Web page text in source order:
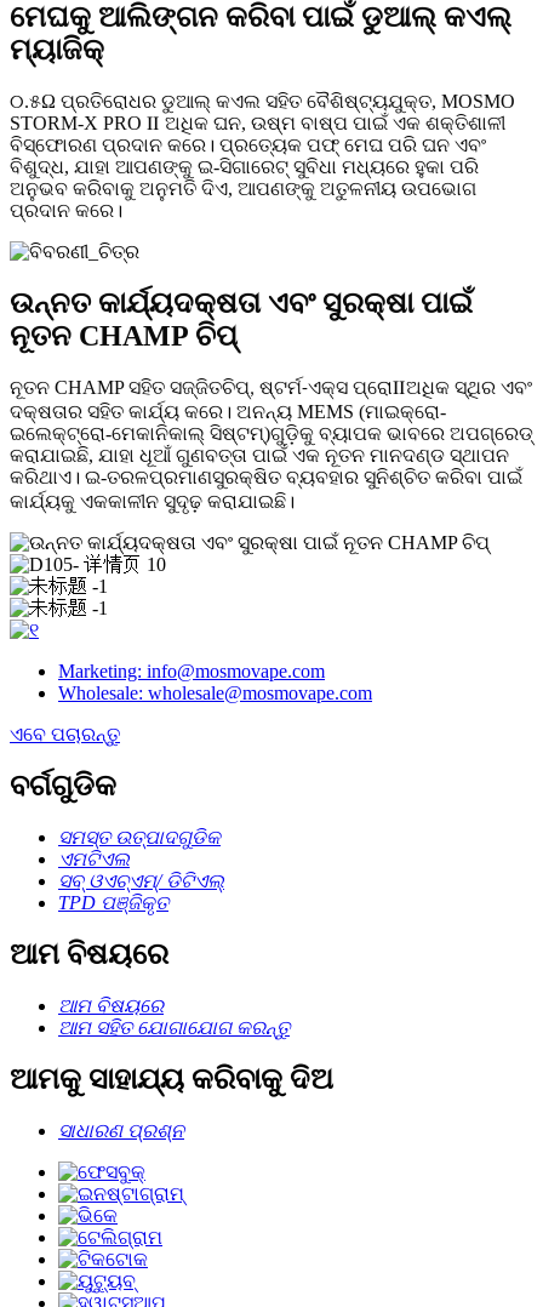
ମେଘକୁ ଆଲିଙ୍ଗନ କରିବା ପାଇଁ ଡୁଆଲ୍ କଏଲ୍
ମ୍ୟାଜିକ୍
୦.୫Ω ପ୍ରତିରୋଧର ଡୁଆଲ୍ କଏଲ ସହିତ ବୈଶିଷ୍ଟ୍ୟଯୁକ୍ତ, MOSMO
STORM-X PRO Ⅱ ଅଧିକ ଘନ, ଉଷ୍ମ ବାଷ୍ପ ପାଇଁ ଏକ ଶକ୍ତିଶାଳୀ
ବିସ୍ଫୋରଣ ପ୍ରଦାନ କରେ। ପ୍ରତ୍ୟେକ ପଫ୍ ମେଘ ପରି ଘନ ଏବଂ
ବିଶୁଦ୍ଧ, ଯାହା ଆପଣଙ୍କୁ ଇ-ସିଗାରେଟ୍ ସୁବିଧା ମଧ୍ୟରେ ହୁକା ପରି
ଅନୁଭବ କରିବାକୁ ଅନୁମତି ଦିଏ, ଆପଣଙ୍କୁ ଅତୁଳନୀୟ ଉପଭୋଗ
ପ୍ରଦାନ କରେ।
ଉନ୍ନତ କାର୍ଯ୍ୟଦକ୍ଷତା ଏବଂ ସୁରକ୍ଷା ପାଇଁ
ନୂତନ CHAMP ଚିପ୍
ନୂତନ CHAMP ସହିତ ସଜ୍ଜିତଚିପ୍, ଷ୍ଟର୍ମ-ଏକ୍ସ ପ୍ରୋⅡଅଧିକ ସ୍ଥିର ଏବଂ
ଦକ୍ଷତାର ସହିତ କାର୍ଯ୍ୟ କରେ। ଅନନ୍ୟ MEMS (ମାଇକ୍ରୋ-
ଇଲେକ୍ଟ୍ରୋ-ମେକାନିକାଲ୍ ସିଷ୍ଟମ୍)ଗୁଡ଼ିକୁ ବ୍ୟାପକ ଭାବରେ ଅପଗ୍ରେଡ୍
କରାଯାଇଛି, ଯାହା ଧୂଆଁ ଗୁଣବତ୍ତା ପାଇଁ ଏକ ନୂତନ ମାନଦଣ୍ଡ ସ୍ଥାପନ
କରିଥାଏ। ଇ-ତରଳପ୍ରମାଣସୁରକ୍ଷିତ ବ୍ୟବହାର ସୁନିଶ୍ଚିତ କରିବା ପାଇଁ
କାର୍ଯ୍ୟକୁ ଏକକାଳୀନ ସୁଦୃଢ଼ ​​କରାଯାଇଛି।
Marketing: info@mosmovape.com
Wholesale: wholesale@mosmovape.com
ଏବେ ପଚାରନ୍ତୁ
ବର୍ଗଗୁଡିକ
ସମସ୍ତ ଉତ୍ପାଦଗୁଡିକ
ଏମଟିଏଲ
ସବ୍ ଓଏଚ୍ଏମ୍/ ଡିଟିଏଲ୍
TPD ପଞ୍ଜିକୃତ
ଆମ ବିଷୟରେ
ଆମ ବିଷୟରେ
ଆମ ସହିତ ଯୋଗାଯୋଗ କରନ୍ତୁ
ଆମକୁ ସାହାଯ୍ୟ କରିବାକୁ ଦିଅ
ସାଧାରଣ ପ୍ରଶ୍ନ